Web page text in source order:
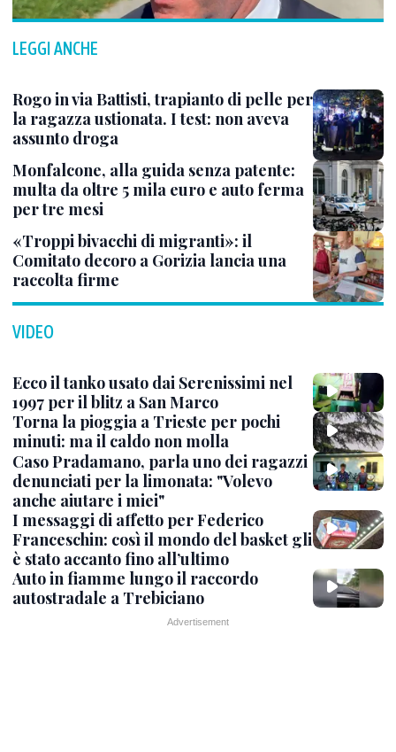
LEGGI ANCHE
Rogo in via Battisti, trapianto di pelle per
la ragazza ustionata. I test: non aveva
assunto droga
Monfalcone, alla guida senza patente:
multa da oltre 5 mila euro e auto ferma
per tre mesi
«Troppi bivacchi di migranti»: il
Comitato decoro a Gorizia lancia una
raccolta firme
VIDEO
Ecco il tanko usato dai Serenissimi nel
1997 per il blitz a San Marco
Torna la pioggia a Trieste per pochi
minuti: ma il caldo non molla
Caso Pradamano, parla uno dei ragazzi
denunciati per la limonata: "Volevo
anche aiutare i miei"
I messaggi di affetto per Federico
Franceschin: così il mondo del basket gli
è stato accanto fino all’ultimo
Auto in fiamme lungo il raccordo
autostradale a Trebiciano